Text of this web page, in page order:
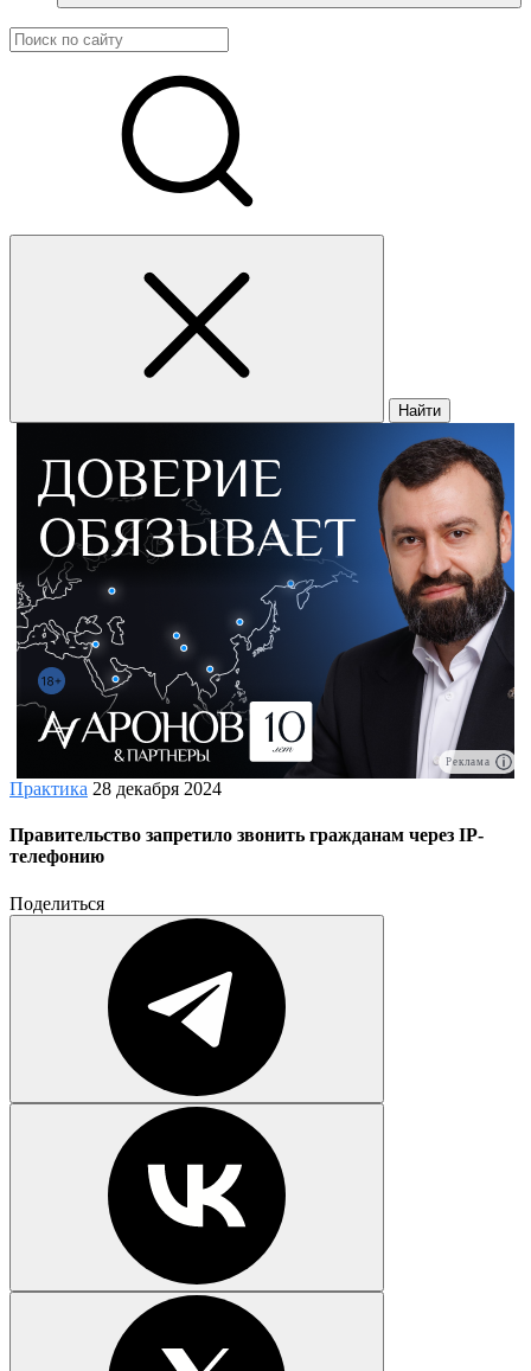
Найти
Реклама
Практика 28 декабря 2024
Правительство запретило звонить гражданам через IP-
телефонию
Поделиться